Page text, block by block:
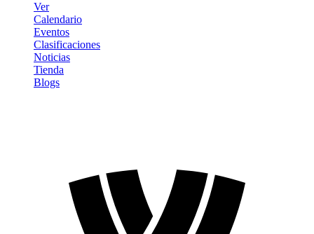
Ver
Calendario
Eventos
Clasificaciones
Noticias
Tienda
Blogs